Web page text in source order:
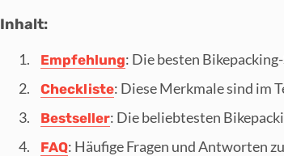
Inhalt:
Empfehlung: Die besten
Checkliste: Diese Merkmale sind im
Bestseller: Die beliebtesten
FAQ: Häufige Fragen und Antworten